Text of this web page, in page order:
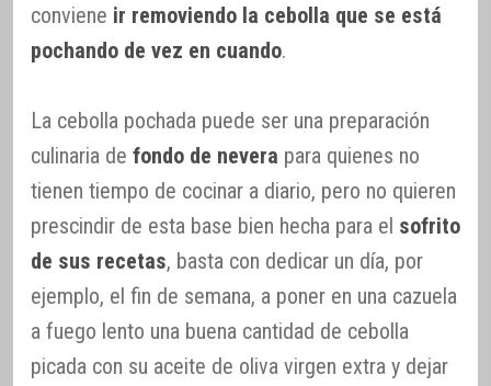
conviene ir removiendo la cebolla que se está
pochando de vez en cuando.
La cebolla pochada puede ser una preparación
culinaria de fondo de nevera para quienes no
tienen tiempo de cocinar a diario, pero no quieren
prescindir de esta base bien hecha para el sofrito
de sus recetas, basta con dedicar un día, por
ejemplo, el fin de semana, a poner en una cazuela
a fuego lento una buena cantidad de cebolla
picada con su aceite de oliva virgen extra y dejar